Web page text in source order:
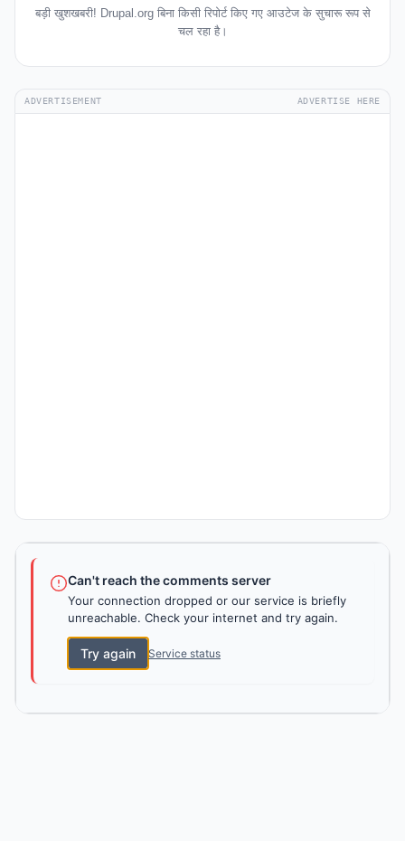
बड़ी खुशखबरी! Drupal.org बिना किसी रिपोर्ट किए गए आउटेज के सुचारू रूप से
चल रहा है।
ADVERTISEMENT ADVERTISE HERE
Can't reach the comments server
Your connection dropped or our service is briefly
unreachable. Check your internet and try again.
Try again Service status